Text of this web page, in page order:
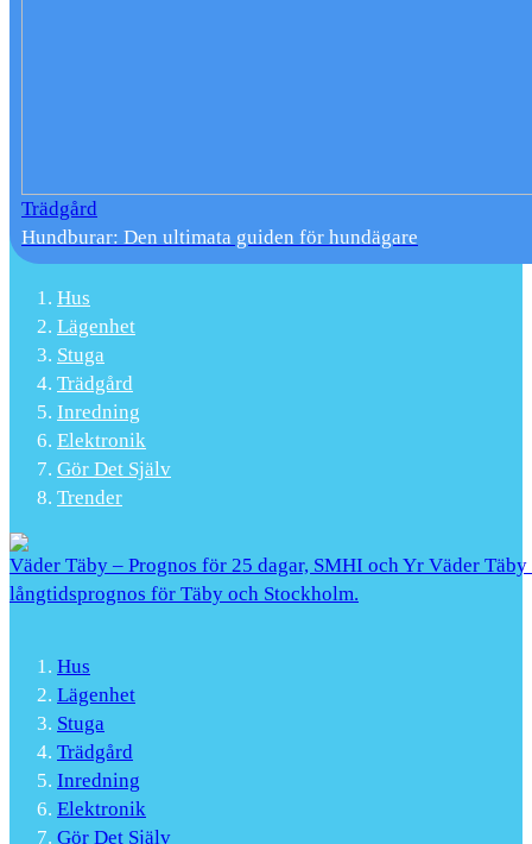
Trädgård
Hundburar: Den ultimata guiden för hundägare
Hus
Lägenhet
Stuga
Trädgård
Inredning
Elektronik
Gör Det Själv
Trender
Väder Täby – Prognos för 25 dagar, SMHI och Yr Väder
långtidsprognos för Täby och Stockholm.
Hus
Lägenhet
Stuga
Trädgård
Inredning
Elektronik
Gör Det Själv